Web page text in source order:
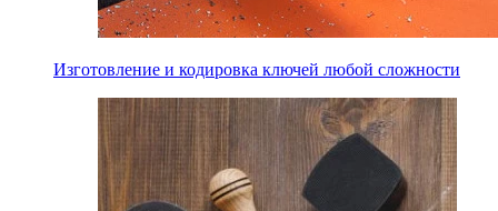
Изготовление и кодировка ключей любой сложности